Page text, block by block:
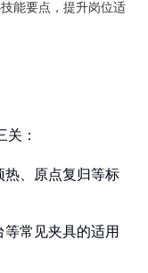
能要点，提升岗位适
：
热、原点复归等标
等常见夹具的适用